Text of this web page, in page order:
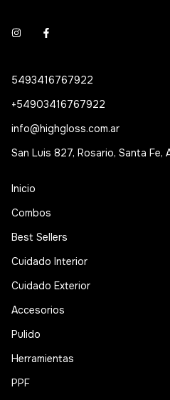
5493416767922
+54903416767922
info@highgloss.com.ar
San Luis 827, Rosario, Santa Fe,
Inicio
Combos
Best Sellers
Cuidado Interior
Cuidado Exterior
Accesorios
Pulido
Herramientas
PPF